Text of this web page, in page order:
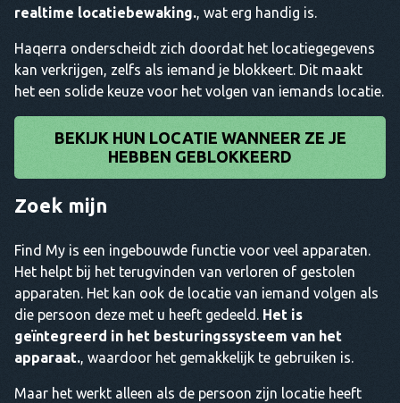
realtime locatiebewaking., wat erg handig is.
Haqerra onderscheidt zich doordat het locatiegegevens
kan verkrijgen, zelfs als iemand je blokkeert. Dit maakt
het een solide keuze voor het volgen van iemands locatie.
BEKIJK HUN LOCATIE WANNEER ZE JE
HEBBEN GEBLOKKEERD
Zoek mijn
Find My is een ingebouwde functie voor veel apparaten.
Het helpt bij het terugvinden van verloren of gestolen
apparaten. Het kan ook de locatie van iemand volgen als
die persoon deze met u heeft gedeeld. Het is
geïntegreerd in het besturingssysteem van het
apparaat., waardoor het gemakkelijk te gebruiken is.
Maar het werkt alleen als de persoon zijn locatie heeft